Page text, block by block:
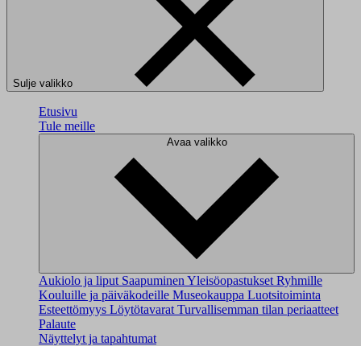
Sulje valikko
Etusivu
Tule meille
Avaa valikko
Aukiolo ja liput Saapuminen Yleisöopastukset Ryhmille
Kouluille ja päiväkodeille Museokauppa Luotsitoiminta
Esteettömyys Löytötavarat Turvallisemman tilan periaatteet
Palaute
Näyttelyt ja tapahtumat